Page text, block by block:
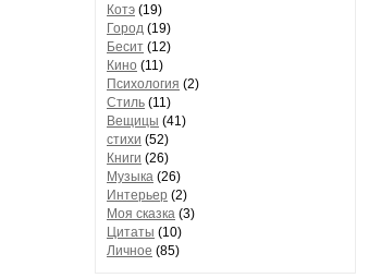
Котэ (19)
Город (19)
Бесит (12)
Кино (11)
Психология (2)
Стиль (11)
Вещицы (41)
стихи (52)
Книги (26)
Музыка (26)
Интерьер (2)
Моя сказка (3)
Цитаты (10)
Личное (85)